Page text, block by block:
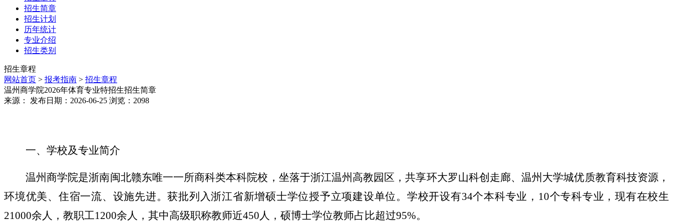
招生简章
招生计划
历年统计
专业介绍
招生类别
招生章程
网站首页 > 报考指南 > 招生章程
温州商学院2026年体育专业特招生招生简章
来源： 发布日期：2026-06-25 浏览： 2098
一、学校及专业简介
温州商学院是浙南闽北赣东唯一一所商科类本科院校，坐落于浙江温州高教园区，共享环大罗山科创走廊、温州大学城优质教育科技资源，
环境优美、住宿一流、设施先进。获批列入浙江省新增硕士学位授予立项建设单位。学校开设有34个本科专业，10个专科专业，现有在校生
21000余人，教职工1200余人，其中高级职称教师近450人，硕博士学位教师占比超过95%。